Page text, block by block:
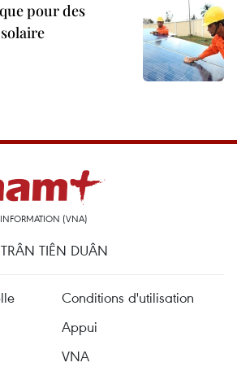
pour des
(VNA)
TIÊN DUÂN
Conditions d'utilisation
Appui
VNA